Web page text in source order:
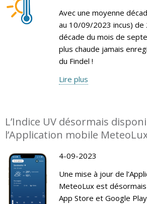
Avec une moyenne
au 10/09/2023 incus) de
décade du mois de
plus chaude jamais
du Findel !
Lire plus
L’Indice UV désormais
l’Application mobile
4-09-2023
Une mise à jour de
MeteoLux est
App Store et Google